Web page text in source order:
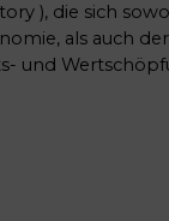
), die sich
als auch
und